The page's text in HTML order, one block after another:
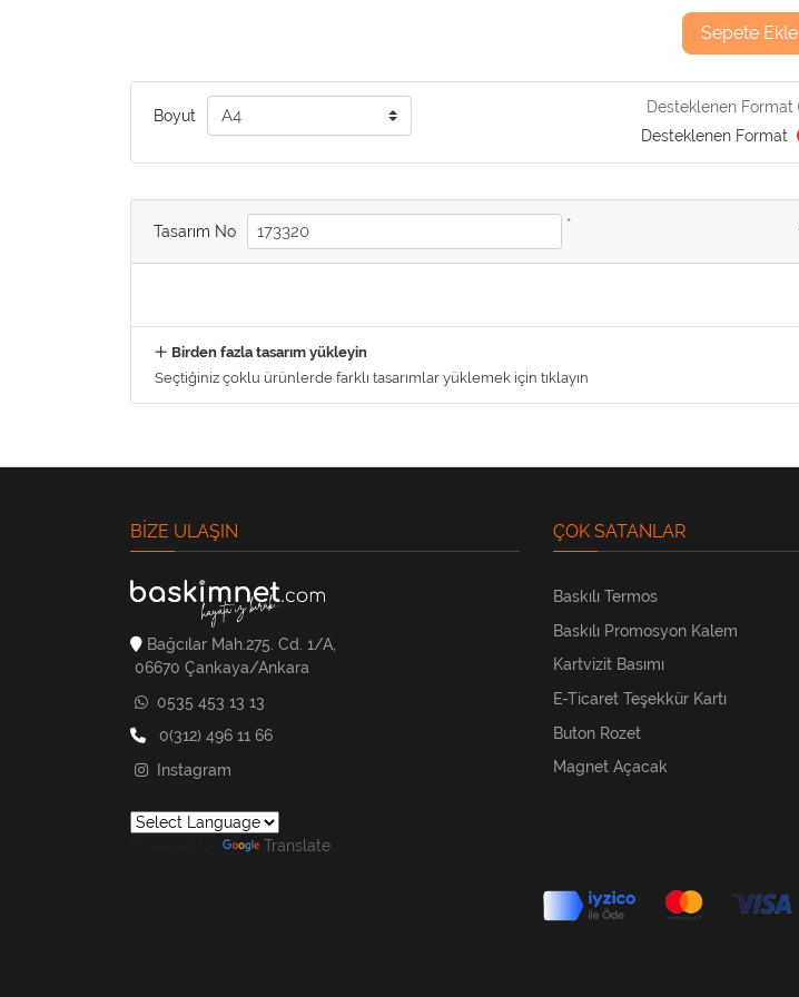
Sepete Ekle
Boyut
Desteklenen Format
Desteklenen Format
Tasarım No *
Birden fazla tasarım yükleyin
Seçtiğiniz çoklu ürünlerde farklı tasarımlar yüklemek için tıklayın
BIZE ULAŞIN
Bağcılar Mah.275. Cd. 1/A,
06670 Çankaya/Ankara
0535 453 13 13
0(312) 496 11 66
Instagram
Translate
ÇOK SATANLAR
Baskılı Termos
Baskılı Promosyon Kalem
Kartvizit Basımı
E-Ticaret Teşekkür Kartı
Buton Rozet
Magnet Açacak